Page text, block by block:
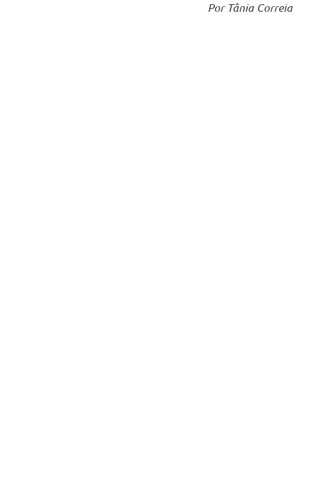
Por Tânia Correia